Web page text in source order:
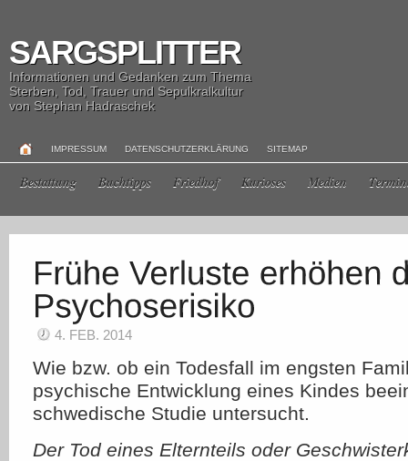
SARGSPLITTER
Informationen und Gedanken zum Thema
Sterben, Tod, Trauer und Sepulkralkultur
von Stephan Hadraschek
IMPRESSUM DATENSCHUTZERKLÄRUNG SITEMAP
Bestattung Buchtipps Friedhof Kurioses Medien
4. FEB. 2014
Wie bzw. ob ein Todesfall im engsten
psychische Entwicklung eines Kindes
schwedische Studie untersucht.
Der Tod eines Elternteils oder